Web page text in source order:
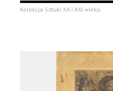
Kolekcja Sztuki XX i XXI wieku